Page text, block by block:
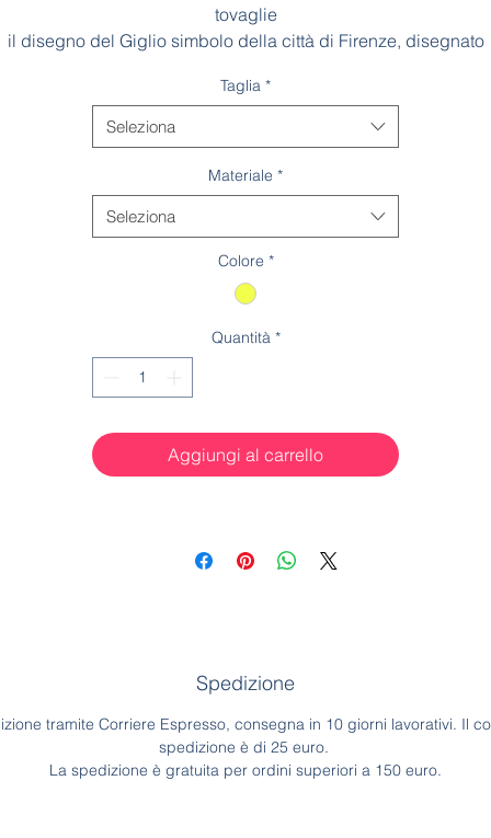
tovaglie
il disegno del Giglio simbolo della città di Firenze, disegnato
contesto colorato e brillante
ll materiale usato per realizzare questa tovaglia è antimacchia
Made in Italy
Taglia *
Seleziona
Materiale *
Seleziona
Colore *
Quantità *
Aggiungi al carrello
Spedizione
tramite Corriere Espresso, consegna in 10 giorni lavorativi. Il
spedizione è di 25 euro.
La spedizione è gratuita per ordini superiori a 150 euro.